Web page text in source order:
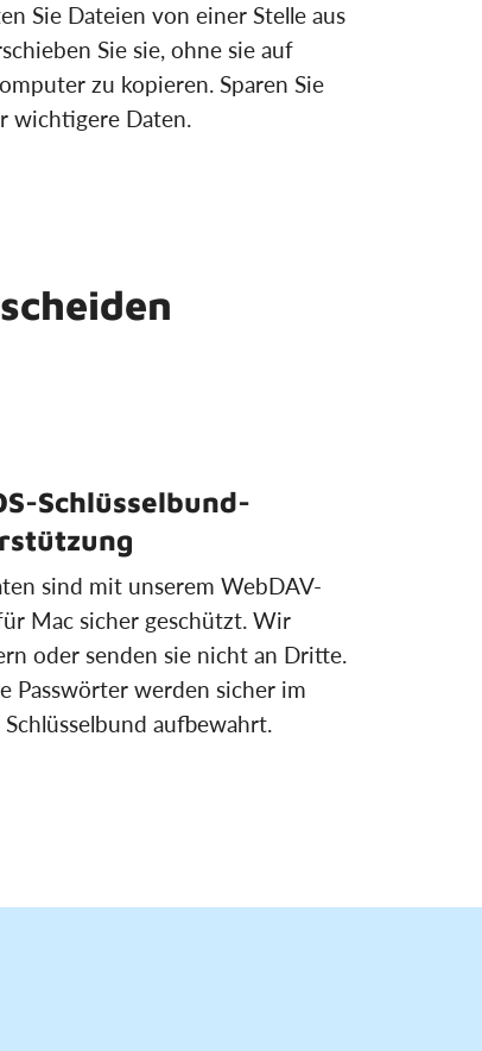
Sie Dateien von einer Stelle aus
Sie sie, ohne sie auf
zu kopieren. Sparen Sie
wichtigere Daten.
Schlüsselbund-
sind mit unserem WebDAV-
Mac sicher geschützt. Wir
oder senden sie nicht an Dritte.
Passwörter werden sicher im
Schlüsselbund aufbewahrt.